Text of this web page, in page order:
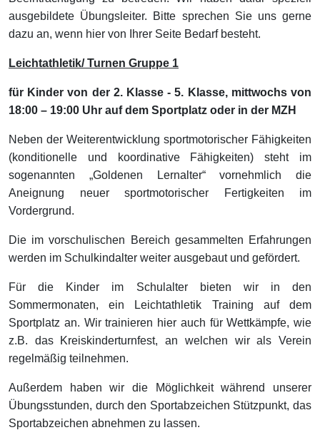
ausgebildete Übungsleiter. Bitte sprechen Sie uns gerne
dazu an, wenn hier von Ihrer Seite Bedarf besteht.
Leichtathletik/ Turnen Gruppe 1
für Kinder von der 2. Klasse - 5. Klasse, mittwochs von
18:00 – 19:00 Uhr auf dem Sportplatz oder in der MZH
Neben der Weiterentwicklung sportmotorischer Fähigkeiten
(konditionelle und koordinative Fähigkeiten) steht im
sogenannten „Goldenen Lernalter“ vornehmlich die
Aneignung neuer sportmotorischer Fertigkeiten im
Vordergrund.
Die im vorschulischen Bereich gesammelten Erfahrungen
werden im Schulkindalter weiter ausgebaut und gefördert.
Für die Kinder im Schulalter bieten wir in den
Sommermonaten, ein Leichtathletik Training auf dem
Sportplatz an. Wir trainieren hier auch für Wettkämpfe, wie
z.B. das Kreiskinderturnfest, an welchen wir als Verein
regelmäßig teilnehmen.
Außerdem haben wir die Möglichkeit während unserer
Übungsstunden, durch den Sportabzeichen Stützpunkt, das
Sportabzeichen abnehmen zu lassen.